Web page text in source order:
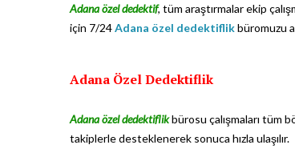
Adana özel dedektif, tüm araştırmalar ekip
için 7/24Adana özel dedektiflikbüromuzu
Adana Özel Dedektiflik
Adana özel dedektiflikbürosu çalışmaları tüm
takiplerle desteklenerek sonuca hızla ulaşılır.